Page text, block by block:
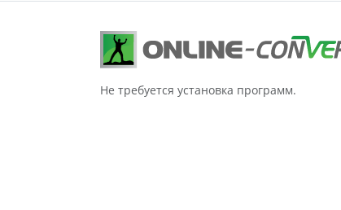
Не требуется установка программ.